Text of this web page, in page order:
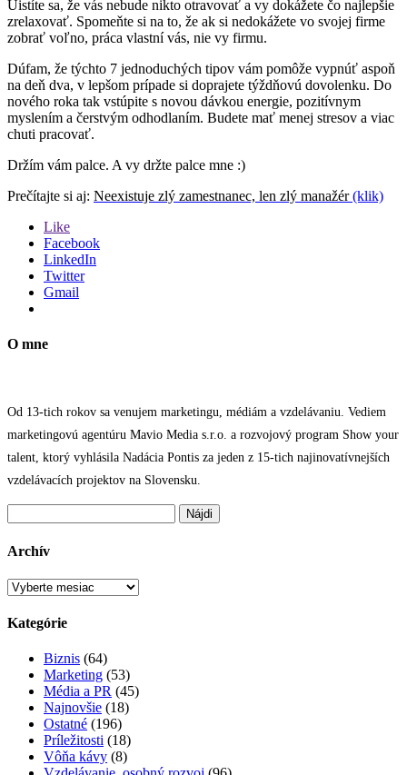
Uistíte sa, že vás nebude nikto otravovať a vy dokážete čo najlepšie
zrelaxovať. Spomeňte si na to, že ak si nedokážete vo svojej firme
zobrať voľno, práca vlastní vás, nie vy firmu.
Dúfam, že týchto 7 jednoduchých tipov vám pomôže vypnúť aspoň
na deň dva, v lepšom prípade si doprajete týždňovú dovolenku. Do
nového roka tak vstúpite s novou dávkou energie, pozitívnym
myslením a čerstvým odhodlaním. Budete mať menej stresov a viac
chuti pracovať.
Držím vám palce. A vy držte palce mne :)
Prečítajte si aj: Neexistuje zlý zamestnanec, len zlý manažér(klik)
Like
Facebook
LinkedIn
Twitter
Gmail
O mne
Od 13-tich rokov sa venujem marketingu, médiám a vzdelávaniu. Vediem
marketingovú agentúru Mavio Media s.r.o. a rozvojový program Show your
talent, ktorý vyhlásila Nadácia Pontis za jeden z 15-tich najinovatívnejších
vzdelávacích projektov na Slovensku.
Archív
Archív
Kategórie
Biznis (64)
Marketing (53)
Média a PR (45)
Najnovšie (18)
Ostatné (196)
Príležitosti (18)
Vôňa kávy (8)